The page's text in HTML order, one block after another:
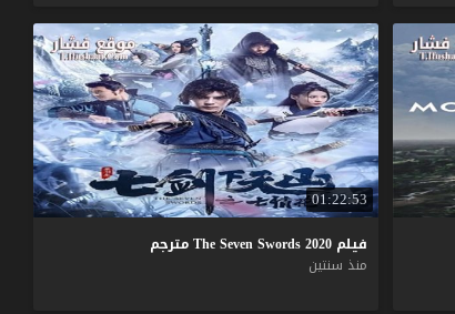
01:22:53
فيلم The Seven Swords 2020
مترجم
منذ سنتين